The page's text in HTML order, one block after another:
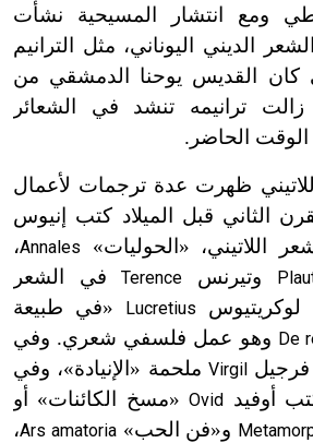
ومع انتشار المسيحية نشأت
الديني اليوناني، مثل الترانيم
كان القديس يوحنا الدمشقي من
زالت ترانيمه تنشد في الشعائر
الحاضر.
ظهرت عدة ترجمات لأعمال
الثاني قبل الميلاد كتب إنيوس
اللاتيني، «الحوليات» Annales،
وتيرنس Terenceفي الشعر
لوكريتيوس
Lucretius
«في طبيعة
De وهو عمل فلسفي شعري. وفي
فرجيل Virgil ملحمة «الإنيادة»، وفي
أوفيد
Ovid«مسخ الكائنات» أو
و«فن الحب»Ars amatoria،